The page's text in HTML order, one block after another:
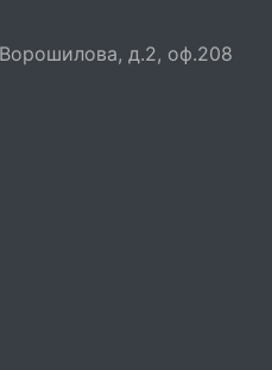
д.2, оф.208